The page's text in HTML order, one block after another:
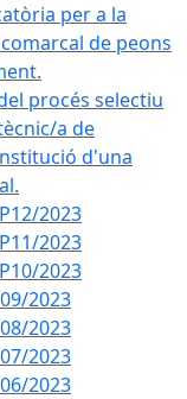
per a la
de peons
procés selectiu
a de
d'una
2023
2023
2023
2023
2023
2023
2023